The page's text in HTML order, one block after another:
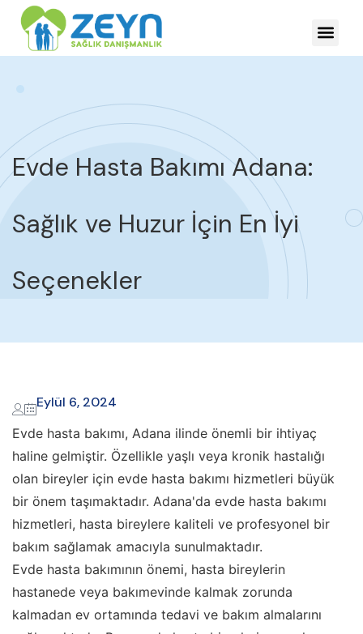
Evde Hasta Bakımı Adana:
Sağlık ve Huzur İçin En İyi
Seçenekler
Eylül 6, 2024
Evde hasta bakımı, Adana ilinde önemli bir ihtiyaç
haline gelmiştir. Özellikle yaşlı veya kronik hastalığı
olan bireyler için evde hasta bakımı hizmetleri büyük
bir önem taşımaktadır. Adana'da evde hasta bakımı
hizmetleri, hasta bireylere kaliteli ve profesyonel bir
bakım sağlamak amacıyla sunulmaktadır.
Evde hasta bakımının önemi, hasta bireylerin
hastanede veya bakımevinde kalmak zorunda
kalmadan ev ortamında tedavi ve bakım almalarını